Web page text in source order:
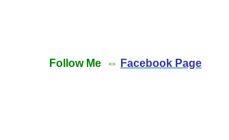
Follow Me ⇔ Facebook Page